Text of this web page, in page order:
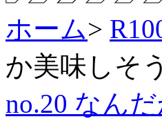
ホーム>
か美味しそ
no.20 なん